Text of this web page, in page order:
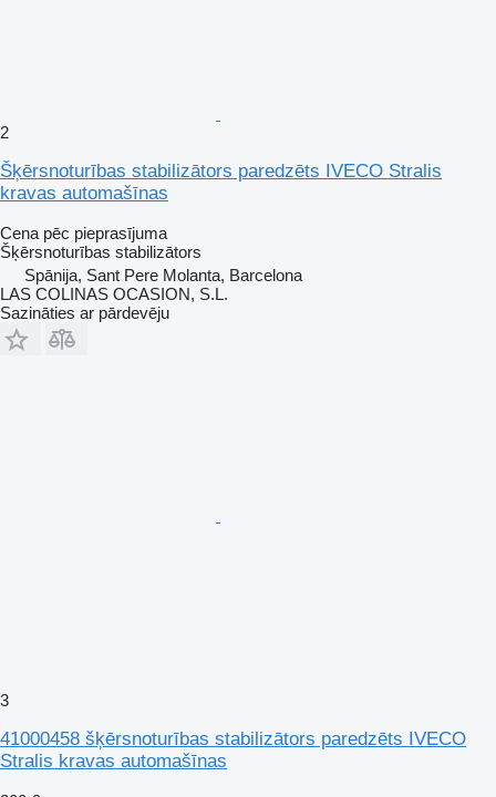
2
Šķērsnoturības stabilizātors paredzēts IVECO Stralis
kravas automašīnas
Cena pēc pieprasījuma
Šķērsnoturības stabilizātors
Spānija, Sant Pere Molanta, Barcelona
LAS COLINAS OCASION, S.L.
Sazināties ar pārdevēju
3
41000458 šķērsnoturības stabilizātors paredzēts IVECO
Stralis kravas automašīnas